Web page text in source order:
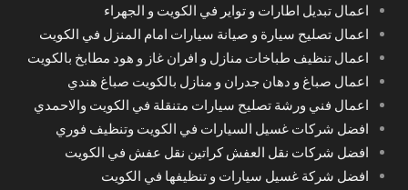
اعمال تبديل اطارات و تواير في الكويت و الجهراء
اعمال تصليح سيارة و صيانة سيارات امام المنزل في الكويت
اعمال تنظيف طباخات منازل و افران غاز و هود مطابخ بالكويت
اعمال صباغ و دهان جدران و منازل بالكويت صباغ هندي
اعمال فني ورشة تصليح سيارات متنقلة في الكويت والاحمدي
افضل شركات غسيل السيارات في الكويت وتنظيف فوري
افضل شركات نقل العفش كراتين نقل عفش في الكويت
افضل شركة غسيل سيارات و تنظيفها في الكويت